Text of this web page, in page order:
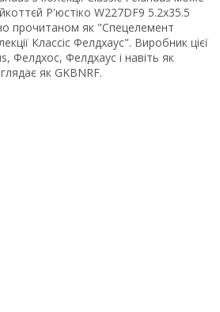
Р'юстіко W227DF9 5.2x35.5
прочитаном як "Спецелемент
Классіс Фелдхаус". Виробник цієї
Фелдхос, Фелдхаус і навіть як
як GKBNRF.